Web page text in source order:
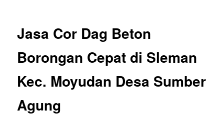
Jasa Cor Dag Beton
Borongan Cepat di Sleman
Kec. Moyudan Desa Sumber
Agung